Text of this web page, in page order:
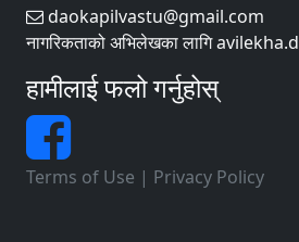
daokapilvastu@gmail.com
नागरिकताको अभिलेखका लागि
हामीलाई फलो गर्नुहोस्
Terms of Use | Privacy Policy